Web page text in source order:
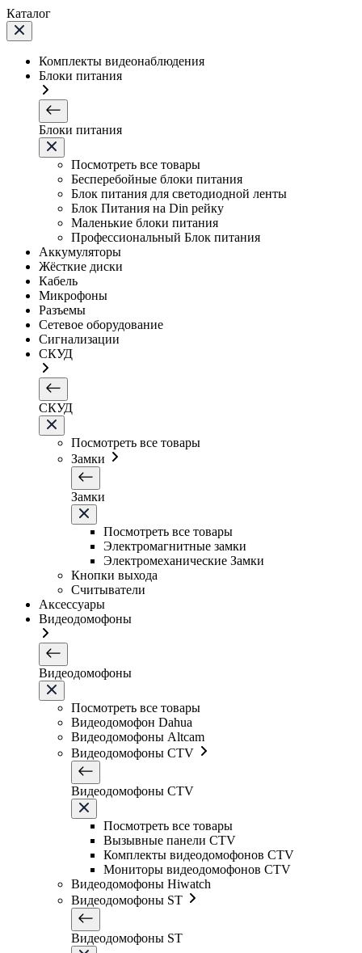
Каталог
Комплекты видеонаблюдения
Блоки питания
Блоки питания
Посмотреть все товары
Бесперебойные блоки питания
Блок питания для светодиодной ленты
Блок Питания на Din рейку
Маленькие блоки питания
Профессиональный Блок питания
Аккумуляторы
Жёсткие диски
Кабель
Микрофоны
Разъемы
Сетевое оборудование
Сигнализации
СКУД
СКУД
Посмотреть все товары
Замки
Замки
Посмотреть все товары
Электромагнитные замки
Электромеханические Замки
Кнопки выхода
Считыватели
Аксессуары
Видеодомофоны
Видеодомофоны
Посмотреть все товары
Видеодомофон Dahua
Видеодомофоны Altcam
Видеодомофоны CTV
Видеодомофоны CTV
Посмотреть все товары
Вызывные панели CTV
Комплекты видеодомофонов CTV
Мониторы видеодомофонов CTV
Видеодомофоны Hiwatch
Видеодомофоны ST
Видеодомофоны ST